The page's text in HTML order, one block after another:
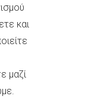
και
μαζί